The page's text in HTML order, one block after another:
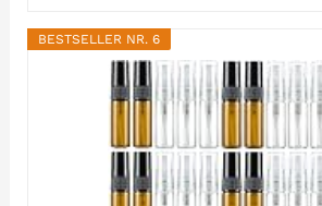
BESTSELLER NR. 6